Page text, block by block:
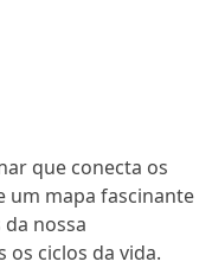
que conecta os
um mapa fascinante
nossa
ciclos da vida.